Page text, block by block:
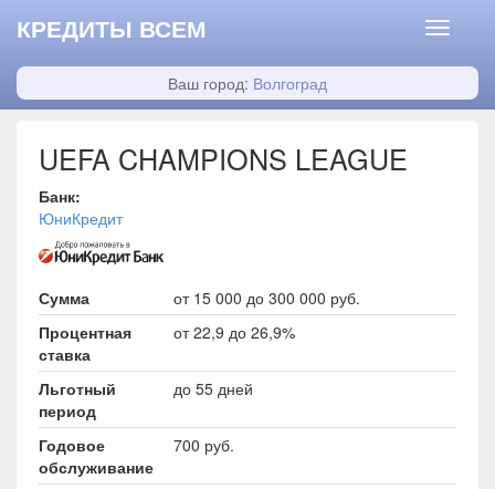
КРЕДИТЫ ВСЕМ
Ваш город: Волгоград
UEFA CHAMPIONS LEAGUE
Банк:
ЮниКредит
Сумма
от 15 000 до 300 000 руб.
Процентная
ставка
от 22,9 до 26,9%
Льготный
период
до 55 дней
Годовое
обслуживание
700 руб.